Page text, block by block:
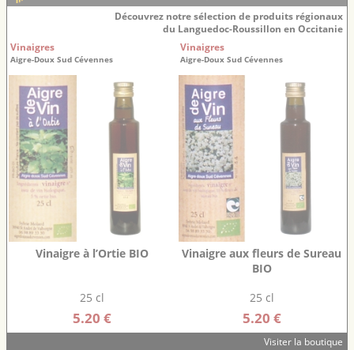
Découvrez notre sélection de produits régionaux
du Languedoc-Roussillon en Occitanie
Vinaigres
Aigre-Doux Sud Cévennes
Vinaigre à l’Ortie BIO
25 cl
5.20 €
Vinaigres
Aigre-Doux Sud Cévennes
Vinaigre aux fleurs de Sureau
BIO
25 cl
5.20 €
Visiter la boutique